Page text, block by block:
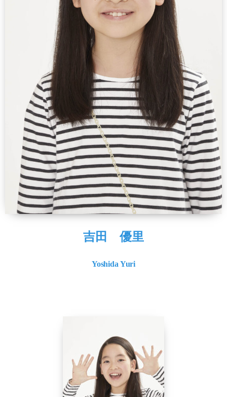
吉田 優里
Yoshida Yuri